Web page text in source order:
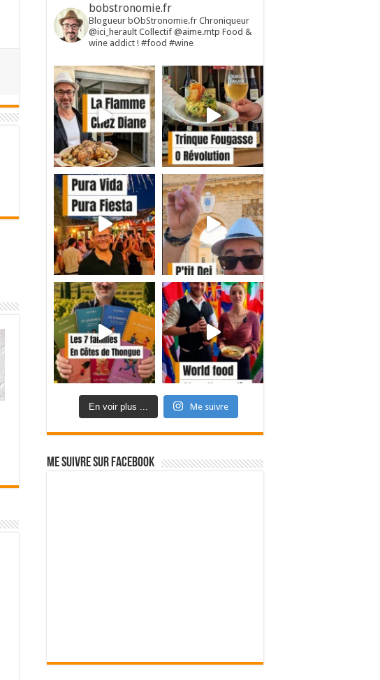
bobstronomie.fr
Blogueur bObStronomie.fr Chroniqueur
@ici_herault Collectif @aime.mtp Food &
wine addict ! #food #wine
En voir plus ... Me suivre
Me suivre sur Facebook